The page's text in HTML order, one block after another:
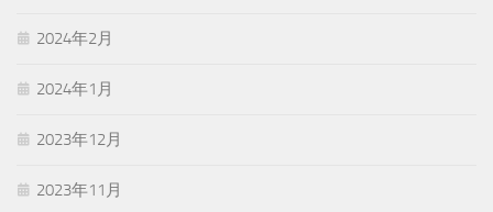
2024年2月
2024年1月
2023年12月
2023年11月